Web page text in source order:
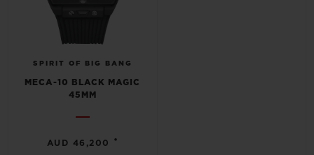
SPIRIT OF BIG BANG
MECA-10 BLACK MAGIC
45MM
AUD 46,200 •